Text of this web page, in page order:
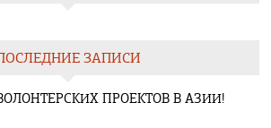
ЗАПИСИ
ПРОЕКТОВ В АЗИИ!